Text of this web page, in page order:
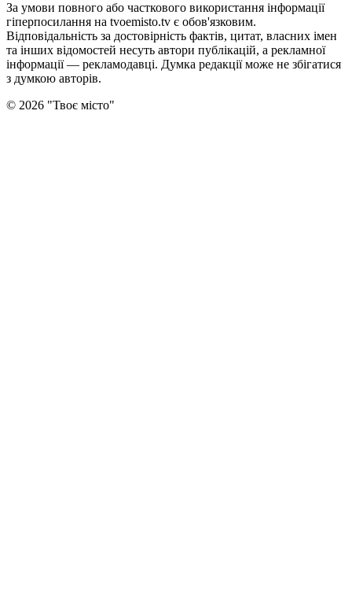
За умови повного або часткового використання iнформацiї
гіперпосилання на tvoemisto.tv є обов'язковим.
Відповідальність за достовірність фактів, цитат, власних імен
та інших відомостей несуть автори публікацій, а рекламної
інформації — рекламодавці. Думка редакцiї може не збiгатися
з думкою авторiв.
© 2026 "Твоє місто"